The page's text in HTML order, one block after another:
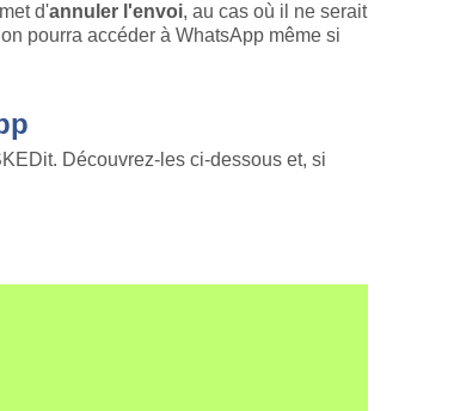
d'annuler l'envoi, au cas où il ne serait
pourra accéder à WhatsApp même si
Découvrez-les ci-dessous et, si